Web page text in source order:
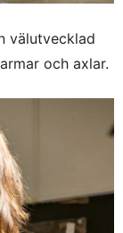
välutvecklad
och axlar.